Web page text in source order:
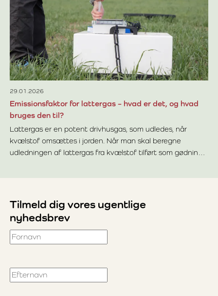
29.01.2026
Emissionsfaktor for lattergas – hvad er det, og hvad
bruges den til?
Lattergas er en potent drivhusgas, som udledes, når
kvælstof omsættes i jorden. Når man skal beregne
udledningen af lattergas fra kvælstof tilført som gødning
Tilmeld dig vores ugentlige
nyhedsbrev
Fornavn
Efternavn